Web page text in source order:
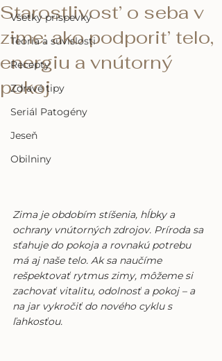
Všetky príspevky
Teória a súvislosti
Recepty
Zdravé tipy
Seriál Patogény
Jeseň
Obilniny
Starostlivost’ o seba v
zime: ako podporit’ telo,
energiu a vnútorný
pokoj
Zima je obdobím stíšenia, hĺbky a
ochrany vnútorných zdrojov. Príroda sa
sťahuje do pokoja a rovnakú potrebu
má aj naše telo. Ak sa naučíme
rešpektovať rytmus zimy, môžeme si
zachovať vitalitu, odolnosť a pokoj – a
na jar vykročiť do nového cyklu s
ľahkosťou.